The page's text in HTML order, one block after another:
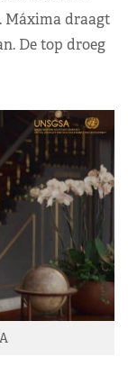
Máxima draagt
De top droeg